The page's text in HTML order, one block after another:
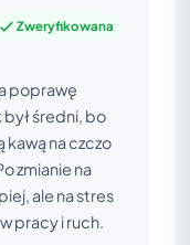
Zweryfikowana
poprawę
średni, bo
kawą na czczo
zmianie na
ale na stres
pracy i ruch.